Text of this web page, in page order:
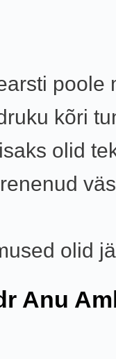
poole
kõri
olid
olid
Anu